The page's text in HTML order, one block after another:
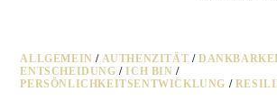
ALLGEMEIN / AUTHENZITÄT /
ENTSCHEIDUNG /ICH BIN /
PERSÖNLICHKEITSENTWICKLUNG /